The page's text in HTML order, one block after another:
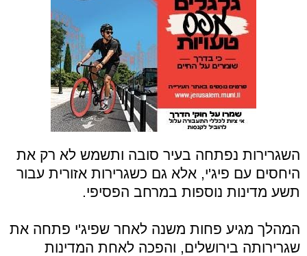
השגרירות נפתחה בעיר סובה ותשמש לא רק את
היחסים עם פיג'י, אלא גם כשגרירות אזורית עבור
תשע מדינות נוספות במרחב הפסיפי.
המהלך מגיע פחות משנה לאחר שפיג'י פתחה את
שגרירותה בירושלים, והפכה לאחת המדינות